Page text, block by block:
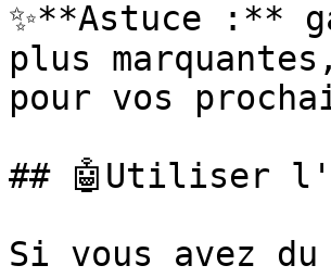
✨**Astuce :**
plus
pour vos
## 🤖Utiliser
Si vous avez